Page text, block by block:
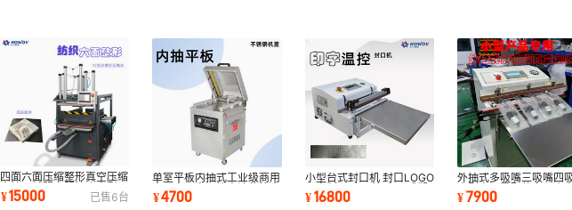
四面六面压缩整形真空压缩
方块羽绒服衣服枕头定型压
缩塑封机
¥15000 已售6台
单室平板内抽式工业级商用
水果食品电子粉末液体等真
空包装封口机
¥4700
小型台式封口机 封口LOGO
可定制 温度可控 桌面式塑
封机
¥16800
外抽式多吸嘴三吸嘴四
小型产品零配件专用真
装封口机
¥7900